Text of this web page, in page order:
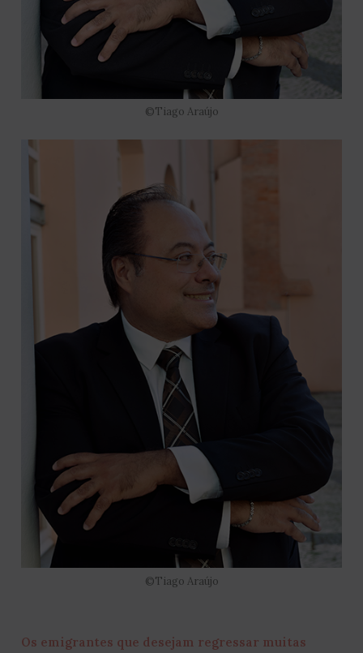
©Tiago Araújo
©Tiago Araújo
Os emigrantes que desejam regressar muitas